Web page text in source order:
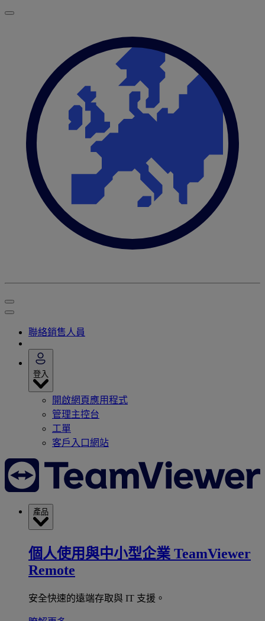
聯絡銷售人員
登入
開啟網頁應用程式
管理主控台
工單
客戶入口網站
產品
個人使用與中小型企業 TeamViewer
Remote
安全快速的遠端存取與 IT 支援。